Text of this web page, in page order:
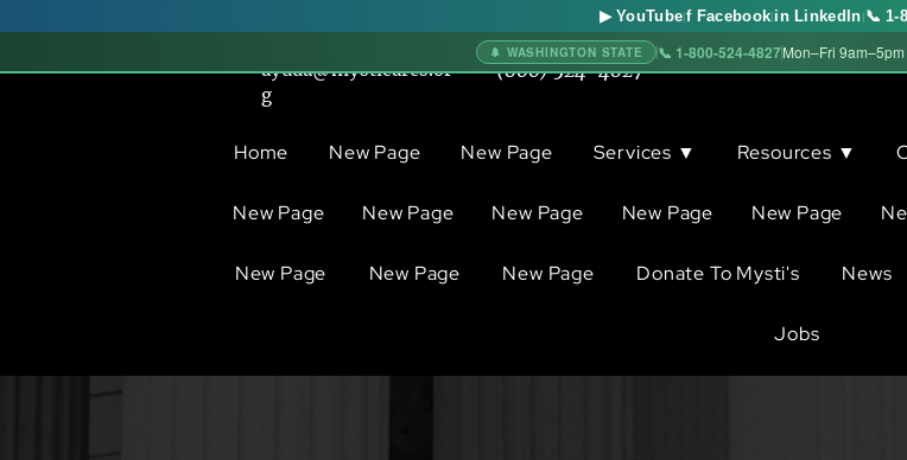
ayuda@mysticares.or
g
(800) 524-4827
Home New Page New Page Services ▼ Resources ▼
New Page New Page New Page New Page New Page
New Page New Page New Page Donate To Mysti's News
Jobs
▶ YouTube|f Facebook|in LinkedIn|📞 1-
🌲 WASHINGTON STATE 📞 1-800-524-4827Mon–Fri 9am–5pm